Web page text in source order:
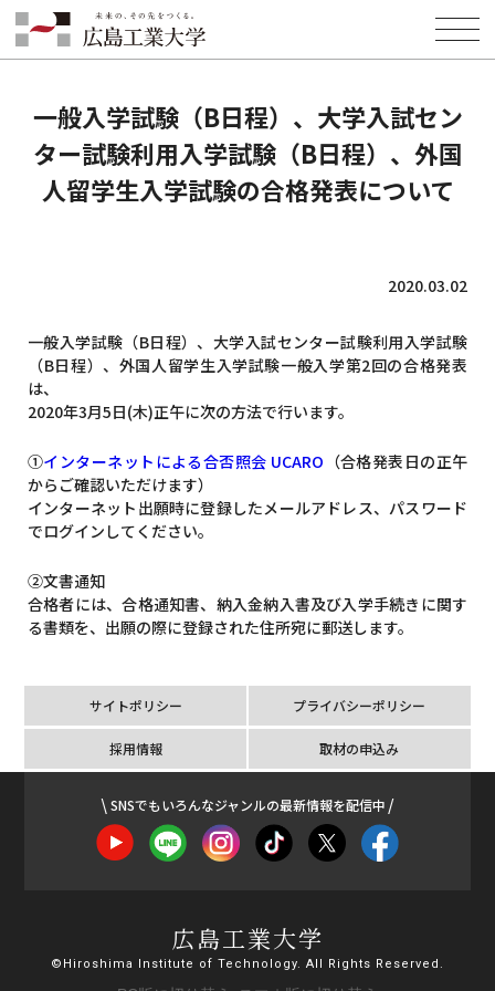
HOME INFORMATION
一般入学試験（B日程）、大学入試センター試験利用入学試験（B日
程）、外国人留学生入学試験の合格発表について
一般入学試験（B日程）、大学入試セン
ター試験利用入学試験（B日程）、外国
人留学生入学試験の合格発表について
2020.03.02
一般入学試験（B日程）、大学入試センター試験利用入学試験
（B日程）、外国人留学生入学試験一般入学第2回の合格発表
は、
2020年3月5日(木)正午に次の方法で行います。
①インターネットによる合否照会 UCARO （合格発表日の正午
からご確認いただけます）
インターネット出願時に登録したメールアドレス、パスワード
でログインしてください。
②文書通知
合格者には、合格通知書、納入金納入書及び入学手続きに関す
る書類を、出願の際に登録された住所宛に郵送します。
サイトポリシー プライバシーポリシー
採用情報 取材の申込み
SNSでもいろんなジャンルの最新情報を配信中
広島工業大学
©Hiroshima Institute of Technology. All Rights Reserved.